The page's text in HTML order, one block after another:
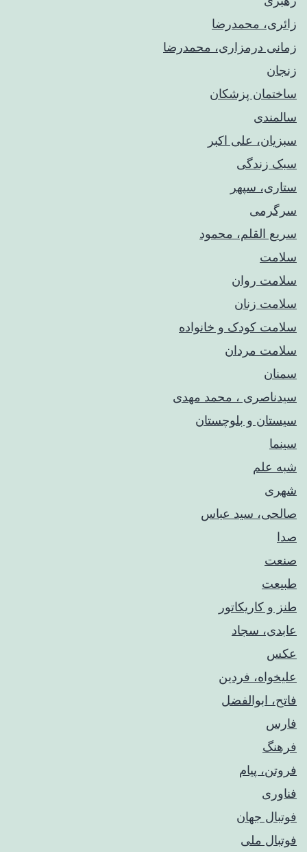
زائری، محمدرضا
زمانی درمزاری، محمدرضا
زنجان
ساختمان پزشکان
سالمندی
سبزیان، علی اکبر
سبک زندگی
ستاری، سپهر
سرگرمی
سریع القلم، محمود
سلامت
سلامت روان
سلامت زنان
سلامت کودک‌ و خانواده
سلامت مردان
سمنان
سیدناصری ، محمد مهدی
سیستان و بلوچستان
سینما
شبه علم
شهری
صالحی، سید عباس
صدا
صنعت
طبیعت
طنز و کاریکاتور
عابدی، سجاد
عکس
علیخواه، فردین
فاتح، ابوالفضل
فارس
فرهنگ
فروتن، پیام
فناوری
فوتبال جهان
فوتبال ملی